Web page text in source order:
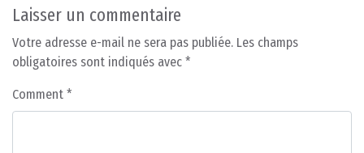
Laisser un commentaire
Votre adresse e-mail ne sera pas publiée. Les champs
obligatoires sont indiqués avec *
Comment *